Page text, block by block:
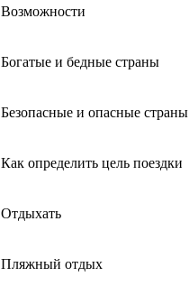
Возможности
Богатые и бедные страны
Безопасные и опасные страны
Как определить цель поездки
Отдыхать
Пляжный отдых